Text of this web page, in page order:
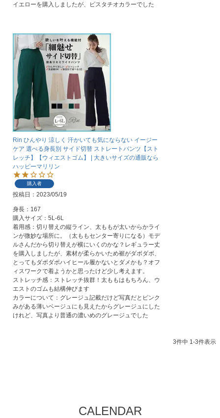
イエローを購入しましたが、ピスタチオカラーでした
Rin ひんやり 涼しく 汗かいても気にならない イージー
ケア 選べる身長別 サイド切替 ストレートパンツ【スト
レッチ】【ウィエストゴム】 | 大きいサイズの通販なら
ハッピーマリリン
購入者
投稿日 2023/05/19
身長：167
購入サイズ：5L-6L
着用感：切り替えの縦ライン、太ももが太いからかライ
ンが微妙な場所に。（太ももセンター寄りになる）モデ
ルさんだから切り替えが横にいくのかな？レギュラー丈
を購入しましたが、素材が柔らかいため裾がダボダボ、
とってもダボダボハイヒール履かないとダメかも？オフ
ィスワークで着ようかと思ったけど少し考えます。
ストレッチ感：ストレッチ抜群！太ももはもちろん、ウ
エストのゴムも結構伸びます
カラーについて：グレージュ記載だけど写真だとピンク
みがある薄いベージュにも見えたからグレージュにした
けれど、写真より普通の濃いめのグレージュでした
3件中 1-3件表示
CALENDAR